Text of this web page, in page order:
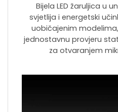
Bijela LED žaruljica u
svjetlija i energetski
uobičajenim
jednostavnu provjeru
za otvaranjem